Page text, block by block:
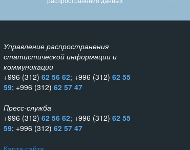
Управление распространения
статистической информации и
коммуникации
+996 (312) 62 56 62; +996 (312) 62 55
59; +996 (312) 62 57 47
Пресс-служба
+996 (312) 62 56 62; +996 (312) 62 55
59; +996 (312) 62 57 47